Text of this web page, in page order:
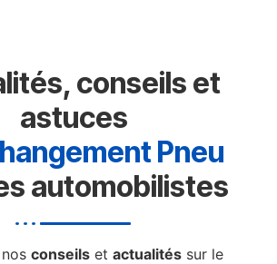
conseils et
astuces
Pneu
automobilistes
nosconseils etactualités sur le